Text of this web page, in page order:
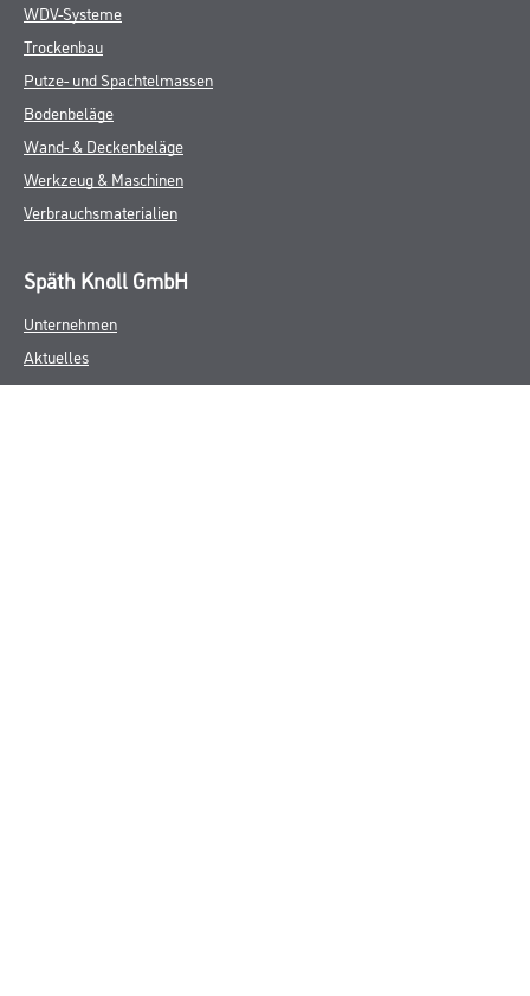
WDV-Systeme
Trockenbau
Putze- und Spachtelmassen
Bodenbeläge
Wand- & Deckenbeläge
Werkzeug & Maschinen
Verbrauchsmaterialien
Späth Knoll GmbH
Unternehmen
Aktuelles
Services